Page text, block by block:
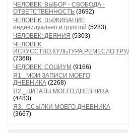
ЧЕЛОВЕК: ВЫБОР - СВОБОДА -
ОТВЕТСТВЕННОСТЬ (3692)
ЧЕЛОВЕК: ВЫЖИВАНИЕ
индивидуально и группой (5283)
ЧЕЛОВЕК: ДЕЯНИЯ (5303)
ЧЕЛОВЕК:
ИСКУССТВО,КУЛЬТУРА,РЕМЕСЛО,ТРУД
(7368)
ЧЕЛОВЕК: СОЦИУМ (9166)
Я1._МОИ ЗАПИСИ МОЕГО
ДНЕВНИКА (2268)
Я2._ЦИТАТЫ МОЕГО ДНЕВНИКА
(4483)
Я3._ССЫЛКИ МОЕГО ДНЕВНИКА
(3667)